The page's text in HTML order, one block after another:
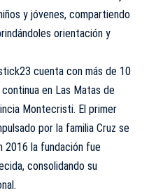
y jóvenes, compartiendo
orientación y
cuenta con más de 10
en Las Matas de
Montecristi. El primer
por la familia Cruz se
2016 la fundación fue
consolidando su